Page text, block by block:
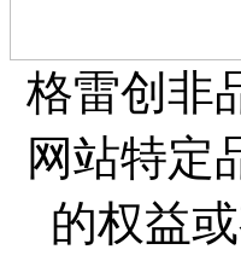
格雷创非
网站特定
的权益